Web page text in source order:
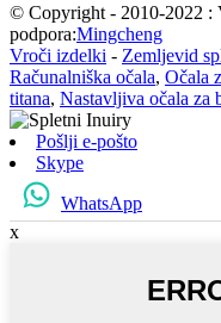
© Copyright - 2010-2022 :
podpora:Mingcheng
Vroči izdelki - Zemljevid
Računalniška očala, Očala
titana, Nastavljiva očala za
Pošlji e-pošto
Skype
WhatsApp
x